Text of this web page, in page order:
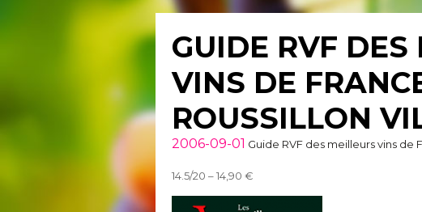
GUIDE RVF DES
VINS DE
ROUSSILLON
2006-09-01 Guide RVF des meilleurs vins de
14.5/20 – 14,90 €